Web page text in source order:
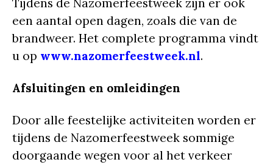
Tijdens de Nazomerfeestweek zijn er ook
een aantal open dagen, zoals die van de
brandweer. Het complete programma vindt
u op www.nazomerfeestweek.nl.
Afsluitingen en omleidingen
Door alle feestelijke activiteiten worden er
tijdens de Nazomerfeestweek sommige
doorgaande wegen voor al het verkeer